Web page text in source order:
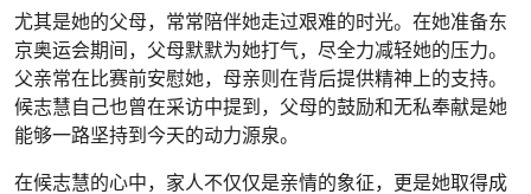
尤其是她的父母，常常陪伴她走过艰难的时光。在她准备东
京奥运会期间，父母默默为她打气，尽全力减轻她的压力。
父亲常在比赛前安慰她，母亲则在背后提供精神上的支持。
候志慧自己也曾在采访中提到，父母的鼓励和无私奉献是她
能够一路坚持到今天的动力源泉。
在候志慧的心中，家人不仅仅是亲情的象征，更是她取得成